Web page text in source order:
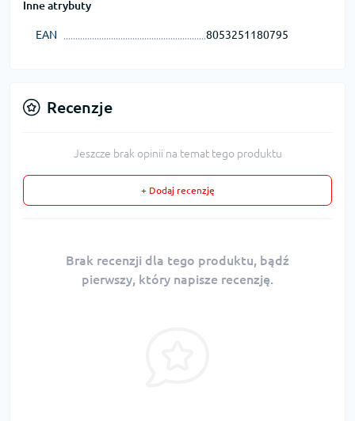
Inne atrybuty
EAN 8053251180795
Recenzje
Jeszcze brak opinii na temat tego produktu
+ Dodaj recenzję
Brak recenzji dla tego produktu, bądź
pierwszy, który napisze recenzję.